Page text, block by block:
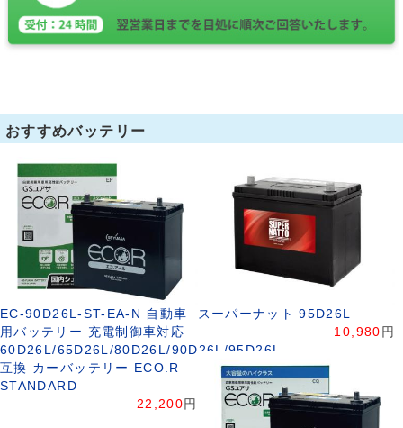
おすすめバッテリー
EC-90D26L-ST-EA-N 自動車
用バッテリー 充電制御車対応
60D26L/65D26L/80D26L/90D26L/95D26L
互換 カーバッテリー ECO.R
STANDARD
22,200 円
スーパーナット 95D26L
10,980 円